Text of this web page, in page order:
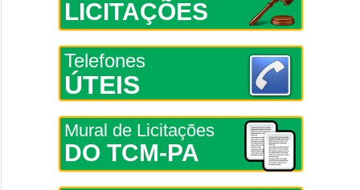
LICITAÇÕES
Telefones
ÚTEIS
Mural de Licitações
DO TCM-PA